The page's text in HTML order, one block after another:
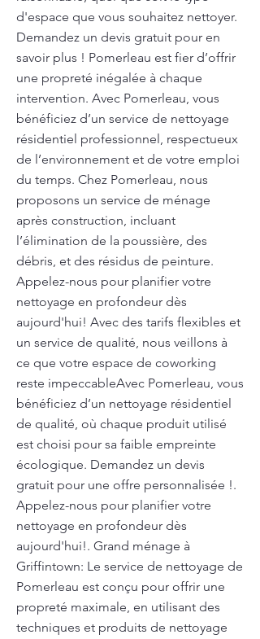
d'espace que vous souhaitez nettoyer.
Demandez un devis gratuit pour en
savoir plus ! Pomerleau est fier d’offrir
une propreté inégalée à chaque
intervention. Avec Pomerleau, vous
bénéficiez d’un service de nettoyage
résidentiel professionnel, respectueux
de l’environnement et de votre emploi
du temps. Chez Pomerleau, nous
proposons un service de ménage
après construction, incluant
l’élimination de la poussière, des
débris, et des résidus de peinture.
Appelez-nous pour planifier votre
nettoyage en profondeur dès
aujourd'hui! Avec des tarifs flexibles et
un service de qualité, nous veillons à
ce que votre espace de coworking
reste impeccableAvec Pomerleau, vous
bénéficiez d’un nettoyage résidentiel
de qualité, où chaque produit utilisé
est choisi pour sa faible empreinte
écologique. Demandez un devis
gratuit pour une offre personnalisée !.
Appelez-nous pour planifier votre
nettoyage en profondeur dès
aujourd'hui!. Grand ménage à
Griffintown: Le service de nettoyage de
Pomerleau est conçu pour offrir une
propreté maximale, en utilisant des
techniques et produits de nettoyage